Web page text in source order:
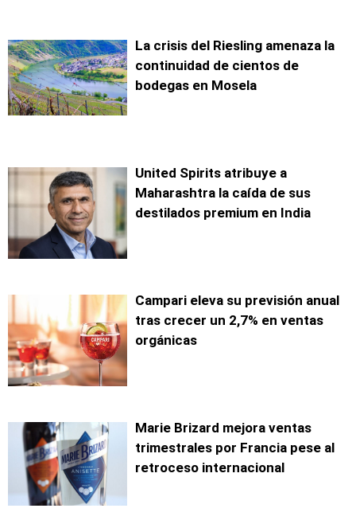
La crisis del Riesling amenaza la
continuidad de cientos de
bodegas en Mosela
United Spirits atribuye a
Maharashtra la caída de sus
destilados premium en India
Campari eleva su previsión anual
tras crecer un 2,7% en ventas
orgánicas
Marie Brizard mejora ventas
trimestrales por Francia pese al
retroceso internacional